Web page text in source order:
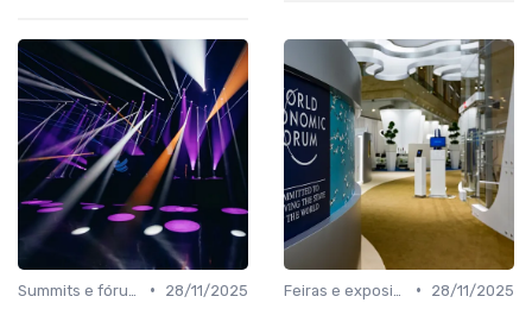
•
28/11/2025
•
28/11/2025